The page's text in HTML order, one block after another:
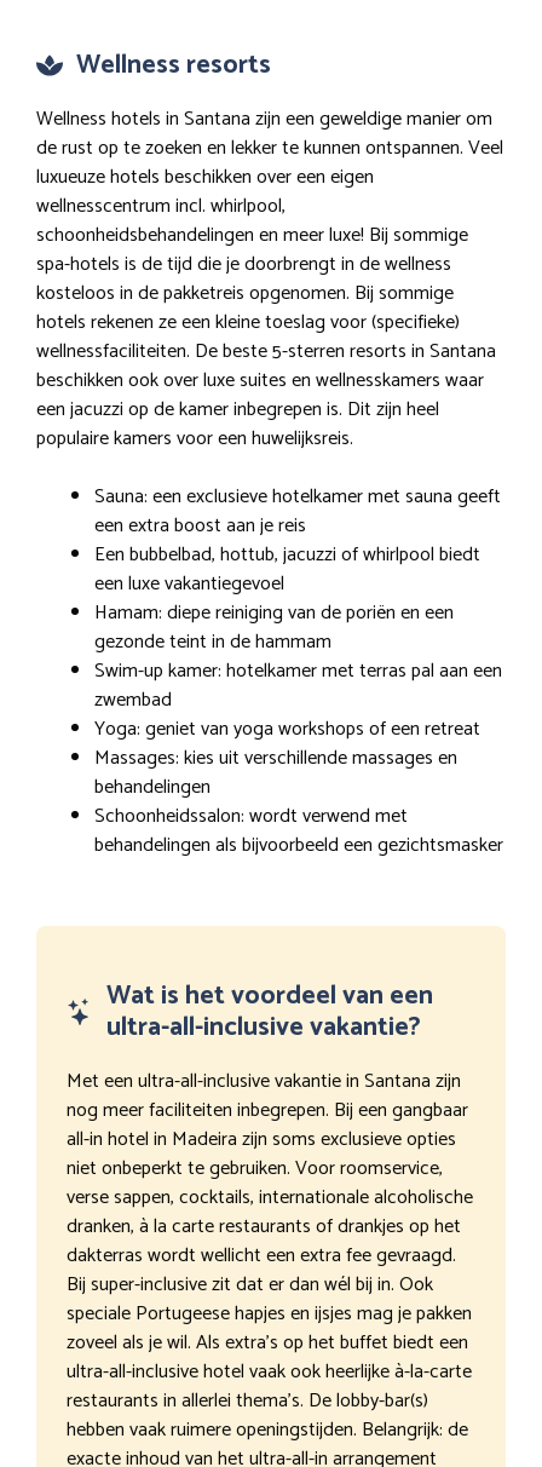
Wellness resorts
Wellness hotels in Santana zijn een geweldige manier om
de rust op te zoeken en lekker te kunnen ontspannen. Veel
luxueuze hotels beschikken over een eigen
wellnesscentrum incl. whirlpool,
schoonheidsbehandelingen en meer luxe! Bij sommige
spa-hotels is de tijd die je doorbrengt in de wellness
kosteloos in de pakketreis opgenomen. Bij sommige
hotels rekenen ze een kleine toeslag voor (specifieke)
wellnessfaciliteiten. De beste 5-sterren resorts in Santana
beschikken ook over luxe suites en wellnesskamers waar
een jacuzzi op de kamer inbegrepen is. Dit zijn heel
populaire kamers voor een huwelijksreis.
Sauna: een exclusieve hotelkamer met sauna geeft
een extra boost aan je reis
Een bubbelbad, hottub, jacuzzi of whirlpool biedt
een luxe vakantiegevoel
Hamam: diepe reiniging van de poriën en een
gezonde teint in de hammam
Swim-up kamer: hotelkamer met terras pal aan een
zwembad
Yoga: geniet van yoga workshops of een retreat
Massages: kies uit verschillende massages en
behandelingen
Schoonheidssalon: wordt verwend met
behandelingen als bijvoorbeeld een gezichtsmasker
Wat is het voordeel van een
ultra-all-inclusive vakantie?
Met een ultra-all-inclusive vakantie in Santana zijn
nog meer faciliteiten inbegrepen. Bij een gangbaar
all-in hotel in Madeira zijn soms exclusieve opties
niet onbeperkt te gebruiken. Voor roomservice,
verse sappen, cocktails, internationale alcoholische
dranken, à la carte restaurants of drankjes op het
dakterras wordt wellicht een extra fee gevraagd.
Bij super-inclusive zit dat er dan wél bij in. Ook
speciale Portugeese hapjes en ijsjes mag je pakken
zoveel als je wil. Als extra’s op het buffet biedt een
ultra-all-inclusive hotel vaak ook heerlijke à-la-carte
restaurants in allerlei thema’s. De lobby-bar(s)
hebben vaak ruimere openingstijden. Belangrijk: de
exacte inhoud van het ultra-all-in arrangement